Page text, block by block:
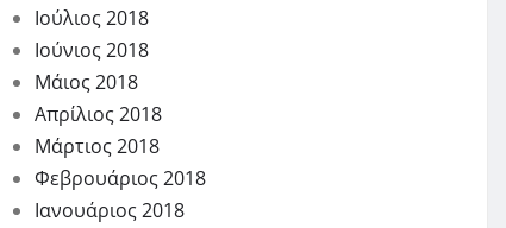
Ιούλιος 2018
Ιούνιος 2018
Μάιος 2018
Απρίλιος 2018
Μάρτιος 2018
Φεβρουάριος 2018
Ιανουάριος 2018